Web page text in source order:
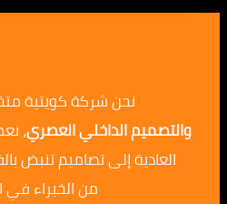
نحن شركة كويتية متخصصة في
الداخلي العصري، نعمل على
إلى تصاميم تنبض بالفخامة
من الخبراء في الباركيه،